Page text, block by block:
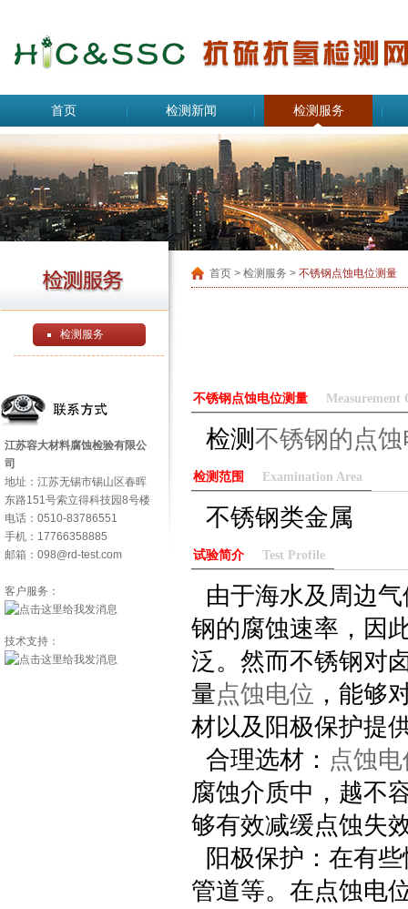
首页 检测新闻 检测服务
检测服务
江苏容大材料腐蚀检验有限公
司
地址：江苏无锡市锡山区春晖
东路151号索立得科技园8号楼
电话：0510-83786551
手机：17766358885
邮箱：098@rd-test.com
客户服务：
技术支持：
首页 > 检测服务 > 不锈钢点蚀电位测量
不锈钢点蚀电位测量 Measurement
检测 不锈钢的点
检测范围 Examination Area
不锈钢类金属
试验简介 Test Profile
由于海水及周边
钢的腐蚀速率，因
泛。然而不锈钢对
量点蚀电位 ，能够
材以及阳极保护提
合理选材： 点蚀
腐蚀介质中，越不
够有效减缓点蚀失
阳极保护：在有
管道等。在点蚀电